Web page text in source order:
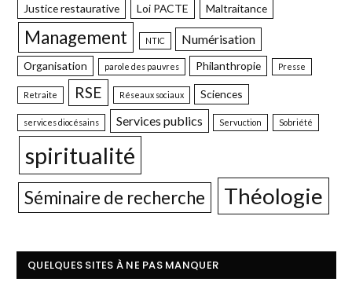
Justice restaurative Loi PACTE Maltraitance
Management NTIC Numérisation
Organisation parole des pauvres Philanthropie Presse
Retraite RSE Réseaux sociaux Sciences
services diocésains Services publics Servuction Sobriété
spiritualité
Séminaire de recherche Théologie
QUELQUES SITES À NE PAS MANQUER